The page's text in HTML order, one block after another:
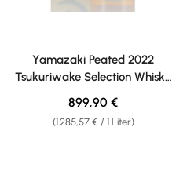
Yamazaki Peated 2022
Tsukuriwake Selection Whisky
48% vol. 0,70l
(1.285,57 € / 1 Liter)
Regulärer Preis:
899,90 €